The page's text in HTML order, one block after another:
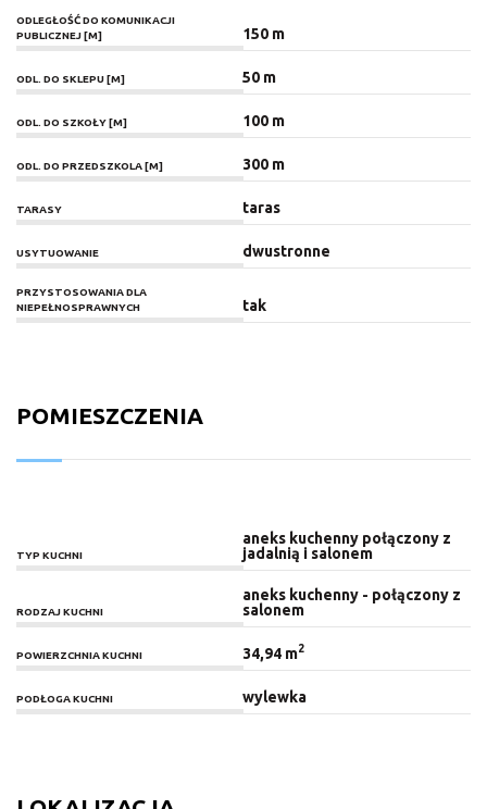
ODLEGŁOŚĆ DO KOMUNIKACJI
PUBLICZNEJ [M]
150 m
ODL. DO SKLEPU [M] 50 m
ODL. DO SZKOŁY [M] 100 m
ODL. DO PRZEDSZKOLA [M] 300 m
TARASY taras
USYTUOWANIE dwustronne
PRZYSTOSOWANIA DLA
NIEPEŁNOSPRAWNYCH
tak
POMIESZCZENIA
TYP KUCHNI
aneks kuchenny połączony z
jadalnią i salonem
RODZAJ KUCHNI
aneks kuchenny - połączony z
salonem
POWIERZCHNIA KUCHNI 34,94 m2
PODŁOGA KUCHNI wylewka